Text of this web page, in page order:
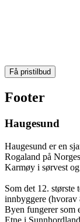
Få pristilbud
Footer
Haugesund
Haugesund er en
Rogaland på
Karmøy i sørvest
Som det 12. største
innbyggere
Byen fungerer som
Etne i